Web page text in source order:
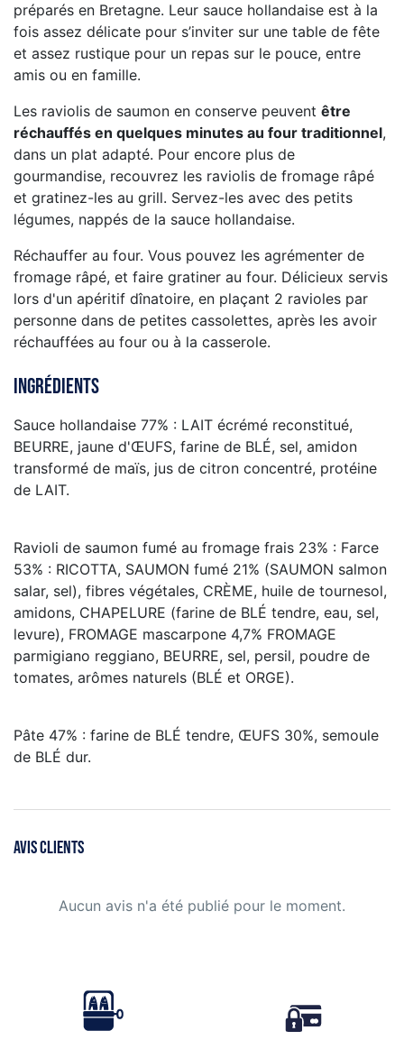
préparés en Bretagne. Leur sauce hollandaise est à la
fois assez délicate pour s’inviter sur une table de fête
et assez rustique pour un repas sur le pouce, entre
amis ou en famille.
Les raviolis de saumon en conserve peuvent être
réchauffés en quelques minutes au four traditionnel,
dans un plat adapté. Pour encore plus de
gourmandise, recouvrez les raviolis de fromage râpé
et gratinez-les au grill. Servez-les avec des petits
légumes, nappés de la sauce hollandaise.
Réchauffer au four. Vous pouvez les agrémenter de
fromage râpé, et faire gratiner au four. Délicieux servis
lors d'un apéritif dînatoire, en plaçant 2 ravioles par
personne dans de petites cassolettes, après les avoir
réchauffées au four ou à la casserole.
Ingrédients
Sauce hollandaise 77% : LAIT écrémé reconstitué,
BEURRE, jaune d'ŒUFS, farine de BLÉ, sel, amidon
transformé de maïs, jus de citron concentré, protéine
de LAIT.
Ravioli de saumon fumé au fromage frais 23% : Farce
53% : RICOTTA, SAUMON fumé 21% (SAUMON salmon
salar, sel), fibres végétales, CRÈME, huile de tournesol,
amidons, CHAPELURE (farine de BLÉ tendre, eau, sel,
levure), FROMAGE mascarpone 4,7% FROMAGE
parmigiano reggiano, BEURRE, sel, persil, poudre de
tomates, arômes naturels (BLÉ et ORGE).
Pâte 47% : farine de BLÉ tendre, ŒUFS 30%, semoule
de BLÉ dur.
AVIS CLIENTS
Aucun avis n'a été publié pour le moment.